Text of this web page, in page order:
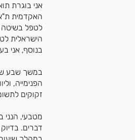
אני בוגרת
האקדמית
הישראלית
בנוסף, אני
במשך שבע
הפנימייה,
זקוקים
מטבעי, הנני
דברים.